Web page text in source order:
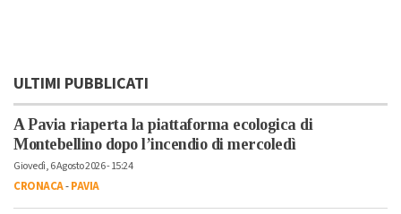
ULTIMI PUBBLICATI
A Pavia riaperta la piattaforma ecologica di
Montebellino dopo l’incendio di mercoledì
Giovedì, 6 Agosto 2026 - 15:24
CRONACA-PAVIA